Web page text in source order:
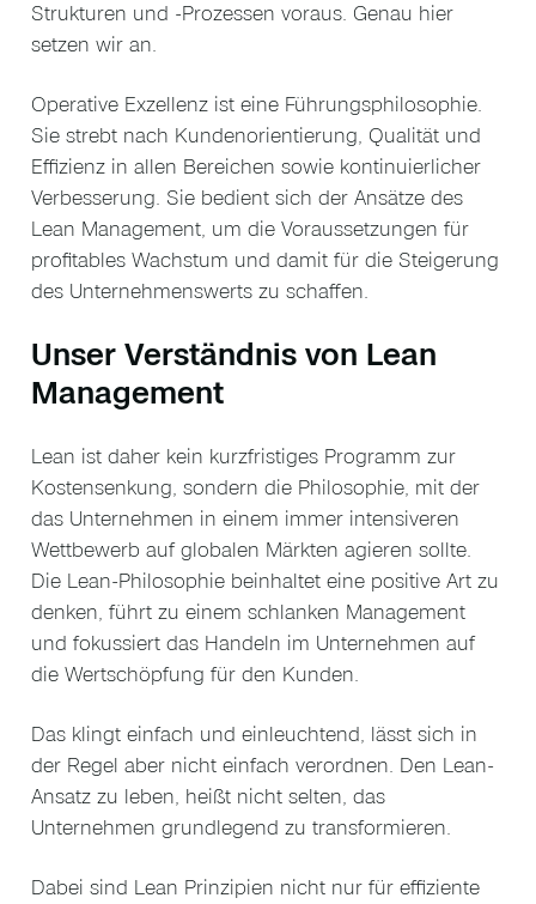
Strukturen und -Prozessen voraus. Genau hier
setzen wir an.
Operative Exzellenz ist eine Führungsphilosophie.
Sie strebt nach Kundenorientierung, Qualität und
Effizienz in allen Bereichen sowie kontinuierlicher
Verbesserung. Sie bedient sich der Ansätze des
Lean Management, um die Voraussetzungen für
profitables Wachstum und damit für die Steigerung
des Unternehmenswerts zu schaffen.
Unser Verständnis von Lean
Management
Lean ist daher kein kurzfristiges Programm zur
Kostensenkung, sondern die Philosophie, mit der
das Unternehmen in einem immer intensiveren
Wettbewerb auf globalen Märkten agieren sollte.
Die Lean-Philosophie beinhaltet eine positive Art zu
denken, führt zu einem schlanken Management
und fokussiert das Handeln im Unternehmen auf
die Wertschöpfung für den Kunden.
Das klingt einfach und einleuchtend, lässt sich in
der Regel aber nicht einfach verordnen. Den Lean-
Ansatz zu leben, heißt nicht selten, das
Unternehmen grundlegend zu transformieren.
Dabei sind Lean Prinzipien nicht nur für effiziente